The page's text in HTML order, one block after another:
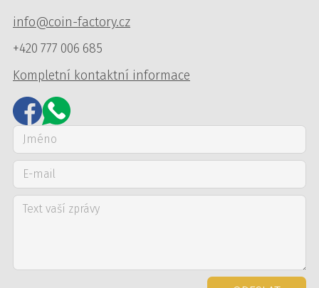
info@coin-factory.cz
+420 777 006 685
Kompletní kontaktní informace